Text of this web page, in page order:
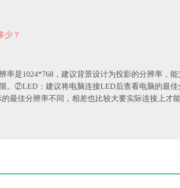
少？
是1024*768，建议背景设计为投影的分辨率，能
。②LED：建议将电脑连接LED后查看电脑的最
最佳分辨率不同，相差也比较大要实际连接上才能